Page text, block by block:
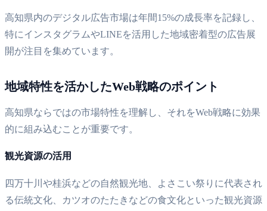
高知県内のデジタル広告市場は年間15%の成長率を記録し、
特にインスタグラムやLINEを活用した地域密着型の広告展
開が注目を集めています。
地域特性を活かしたWeb戦略のポイント
高知県ならではの市場特性を理解し、それをWeb戦略に効果
的に組み込むことが重要です。
観光資源の活用
四万十川や桂浜などの自然観光地、よさこい祭りに代表され
る伝統文化、カツオのたたきなどの食文化といった観光資源